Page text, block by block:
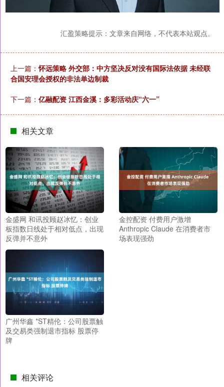
汇盈策略提示：文章来自网络，不代表本站观点。
上一篇：怀远策略 外交部：中方坚决反对没有国际法依据 未经联
合国安理会授权的非法单边制裁
下一篇： 亿融配资 江西金溪：多彩活动庆“六一”
相关文章
金盛网 和讯投顾赵冰忆：创业
板指数日线处于相对低点，出现
反弹并不意外
金控配资 付费用户激增
Anthropic Claude 在消费者市
场表现强劲
广州华鑫 *ST精伦：公司股票触
及交易类强制退市指标 股票停
牌
相关评论